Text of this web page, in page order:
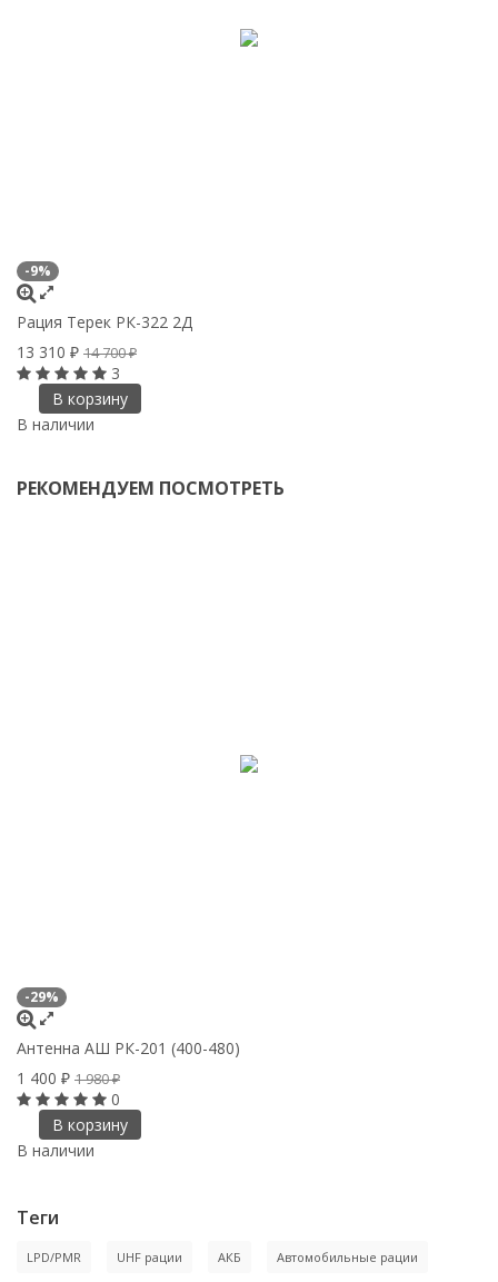
-9%
Рация Терек РК-322 2Д
13 310 ₽ 14 700₽
3
В корзину
В наличии
РЕКОМЕНДУЕМ ПОСМОТРЕТЬ
-29%
Антенна АШ РК-201 (400-480)
1 400 ₽ 1 980₽
0
В корзину
В наличии
Теги
LPD/PMR UHF рации АКБ Автомобильные рации